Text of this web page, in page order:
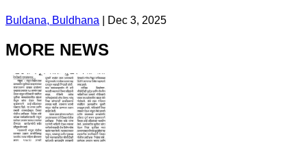
Buldana, Buldhana Dec 3, 2025
MORE NEWS